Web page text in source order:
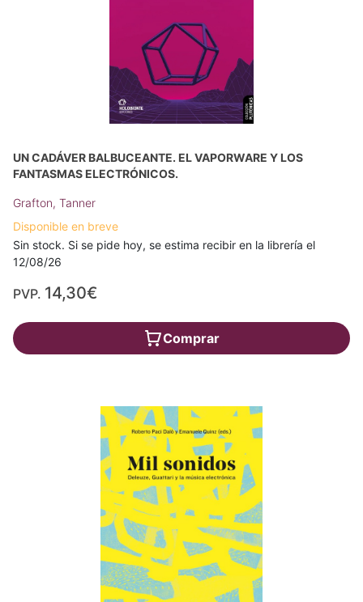
UN CADÁVER BALBUCEANTE. EL VAPORWARE Y LOS
FANTASMAS ELECTRÓNICOS.
Grafton, Tanner
Disponible en breve
Sin stock. Si se pide hoy, se estima recibir en la librería el
12/08/26
PVP. 14,30€
Comprar